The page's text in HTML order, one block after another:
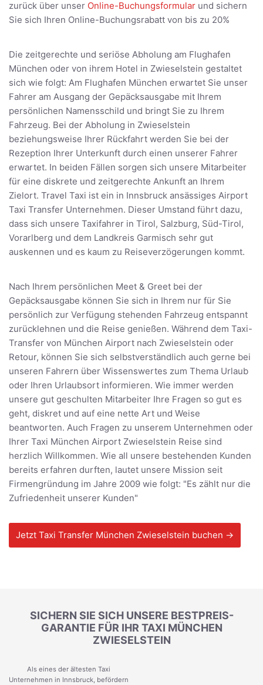
zurück über unser Online-Buchungsformular und sichern
Sie sich Ihren Online-Buchungsrabatt von bis zu 20%
Die zeitgerechte und seriöse Abholung am Flughafen
München oder von ihrem Hotel in Zwieselstein gestaltet
sich wie folgt: Am Flughafen München erwartet Sie unser
Fahrer am Ausgang der Gepäcksausgabe mit Ihrem
persönlichen Namensschild und bringt Sie zu Ihrem
Fahrzeug. Bei der Abholung in Zwieselstein
beziehungsweise Ihrer Rückfahrt werden Sie bei der
Rezeption Ihrer Unterkunft durch einen unserer Fahrer
erwartet. In beiden Fällen sorgen sich unsere Mitarbeiter
für eine diskrete und zeitgerechte Ankunft an Ihrem
Zielort. Travel Taxi ist ein in Innsbruck ansässiges Airport
Taxi Transfer Unternehmen. Dieser Umstand führt dazu,
dass sich unsere Taxifahrer in Tirol, Salzburg, Süd-Tirol,
Vorarlberg und dem Landkreis Garmisch sehr gut
auskennen und es kaum zu Reiseverzögerungen kommt.
Nach Ihrem persönlichen Meet & Greet bei der
Gepäcksausgabe können Sie sich in Ihrem nur für Sie
persönlich zur Verfügung stehenden Fahrzeug entspannt
zurücklehnen und die Reise genießen. Während dem Taxi-
Transfer von München Airport nach Zwieselstein oder
Retour, können Sie sich selbstverständlich auch gerne bei
unseren Fahrern über Wissenswertes zum Thema Urlaub
oder Ihren Urlaubsort informieren. Wie immer werden
unsere gut geschulten Mitarbeiter Ihre Fragen so gut es
geht, diskret und auf eine nette Art und Weise
beantworten. Auch Fragen zu unserem Unternehmen oder
Ihrer Taxi München Airport Zwieselstein Reise sind
herzlich Willkommen. Wie all unsere bestehenden Kunden
bereits erfahren durften, lautet unsere Mission seit
Firmengründung im Jahre 2009 wie folgt: "Es zählt nur die
Zufriedenheit unserer Kunden"
Jetzt Taxi Transfer München Zwieselstein buchen →
SICHERN SIE SICH UNSERE BESTPREIS-
GARANTIE FÜR IHR TAXI MÜNCHEN
ZWIESELSTEIN
Als eines der ältesten Taxi
Unternehmen in Innsbruck, befördern